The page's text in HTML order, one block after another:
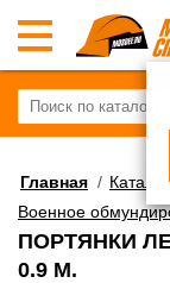
Главная / Каталог
Военное
ПОРТЯНКИ
0.9 М.